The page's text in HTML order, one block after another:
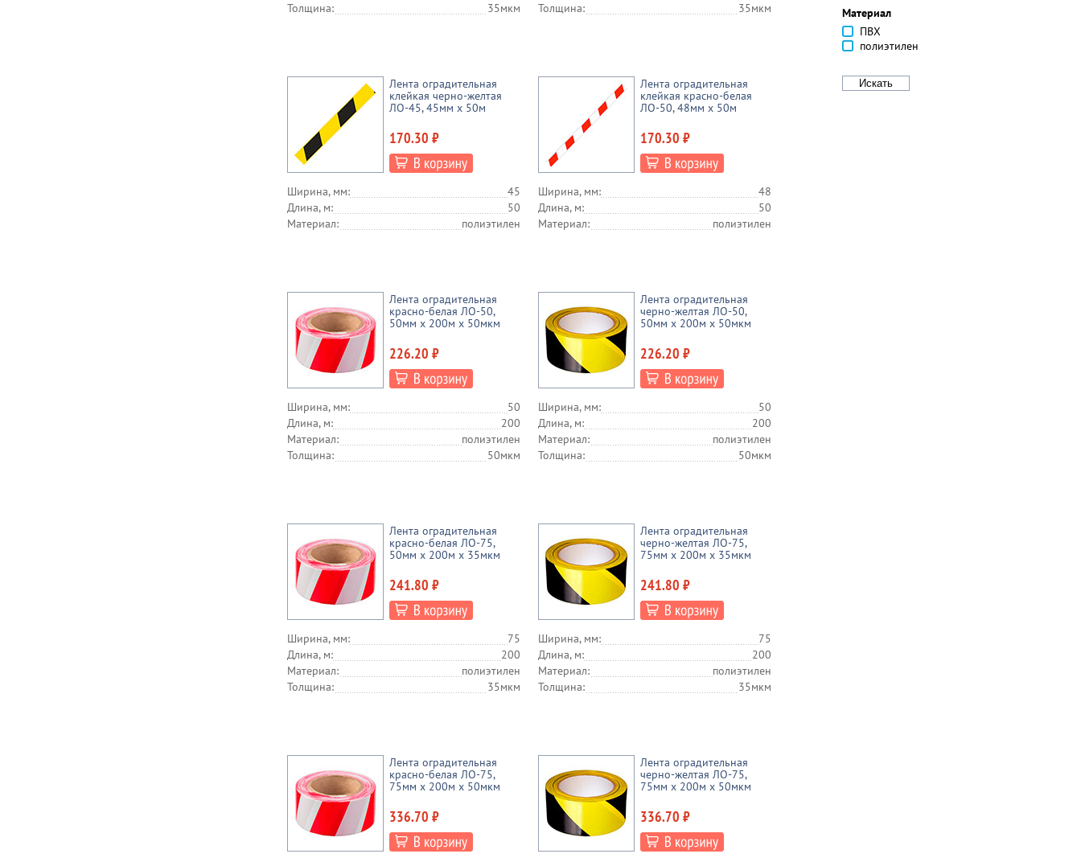
Материал
ПВХ
полиэтилен
Толщина:
35мкм
Толщина:
35мкм
Лента оградительная
клейкая черно-желтая
ЛО-45, 45мм х 50м
170.30 ₽
Ширина, мм:
45
Длина, м:
50
Материал:
полиэтилен
Лента оградительная
клейкая красно-белая
ЛО-50, 48мм х 50м
170.30 ₽
Ширина, мм:
48
Длина, м:
50
Материал:
полиэтилен
Лента оградительная
красно-белая ЛО-50,
50мм x 200м х 50мкм
226.20 ₽
Ширина, мм:
50
Длина, м:
200
Материал:
полиэтилен
Толщина:
50мкм
Лента оградительная
черно-желтая ЛО-50,
50мм x 200м х 50мкм
226.20 ₽
Ширина, мм:
50
Длина, м:
200
Материал:
полиэтилен
Толщина:
50мкм
Лента оградительная
красно-белая ЛО-75,
50мм x 200м х 35мкм
241.80 ₽
Ширина, мм:
75
Длина, м:
200
Материал:
полиэтилен
Толщина:
35мкм
Лента оградительная
черно-желтая ЛО-75,
75мм x 200м х 35мкм
241.80 ₽
Ширина, мм:
75
Длина, м:
200
Материал:
полиэтилен
Толщина:
35мкм
Лента оградительная
красно-белая ЛО-75,
75мм x 200м х 50мкм
336.70 ₽
Лента оградительная
черно-желтая ЛО-75,
75мм x 200м х 50мкм
336.70 ₽